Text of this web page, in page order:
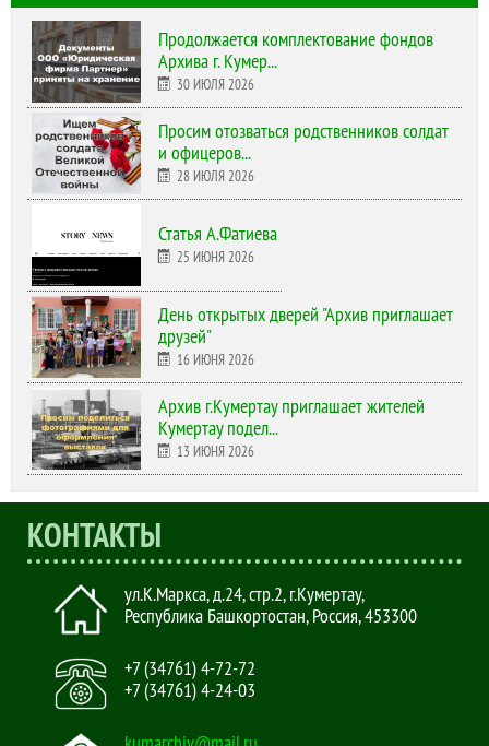
Продолжается комплектование фондов
Архива г. Кумер...
30 ИЮЛЯ 2026
Просим отозваться родственников солдат
и офицеров...
28 ИЮЛЯ 2026
Статья А.Фатиева
25 ИЮНЯ 2026
День открытых дверей "Архив приглашает
друзей"
16 ИЮНЯ 2026
Архив г.Кумертау приглашает жителей
Кумертау подел...
13 ИЮНЯ 2026
КОНТАКТЫ
ул.К.Маркса, д.24, стр.2,г.Кумертау,
Республика Башкортостан, Россия,453300
+7 (34761) 4-72-72
+7 (34761) 4-24-03